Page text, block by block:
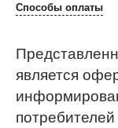
Способы оплаты
является